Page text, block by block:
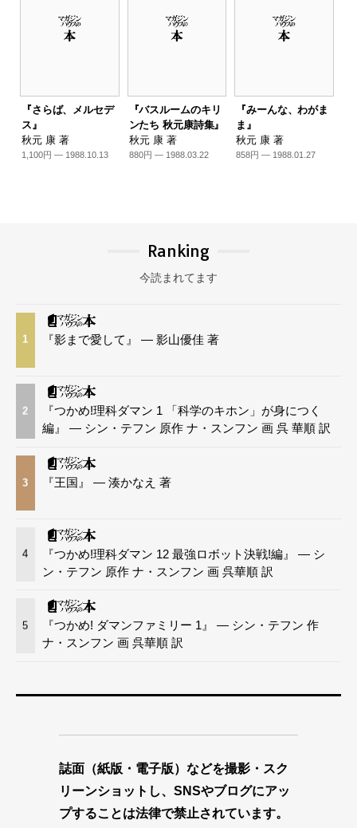
『さらば、メルセデ
ス』
秋元 康 著
1,100円 — 1988.10.13
『バスルームのキリ
ンたち 秋元康詩集』
秋元 康 著
880円 — 1988.03.22
『みーんな、わがま
ま』
秋元 康 著
858円 — 1988.01.27
Ranking
今読まれてます
1 『影まで愛して』 — 影山優佳 著
2
『つかめ!理科ダマン 1 「科学のキホン」が身につく
編』 — シン・テフン 原作 ナ・スンフン 画 呉 華順 訳
3 『王国』 — 湊かなえ 著
4
『つかめ!理科ダマン 12 最強ロボット決戦!編』 — シ
ン・テフン 原作 ナ・スンフン 画 呉華順 訳
5
『つかめ! ダマンファミリー 1』 — シン・テフン 作
ナ・スンフン 画 呉華順 訳
誌面（紙版・電子版）などを撮影・スク
リーンショットし、SNSやブログにアッ
プすることは法律で禁止されています。